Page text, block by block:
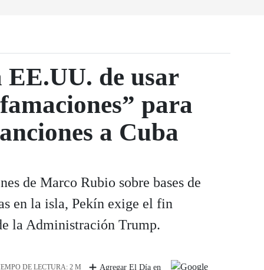
EE.UU. de usar
para
a Cuba
de Marco Rubio sobre bases de
en la isla, Pekín exige el fin
la Administración Trump.
DE LECTURA: 2 M Agregar El Día en